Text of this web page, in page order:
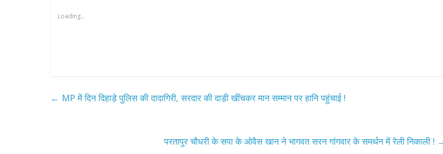
Loading...
← MP में दिन दिहाड़े पुलिस की दादागिरी, सरदार की दाड़ी खींचकर मान सम्मान पर हानि पहुंचाई !
परतापुर चौधरी के सपा के ओवैस खान ने भागवत सरन गांगवार के समर्थन में रेली निकाली !